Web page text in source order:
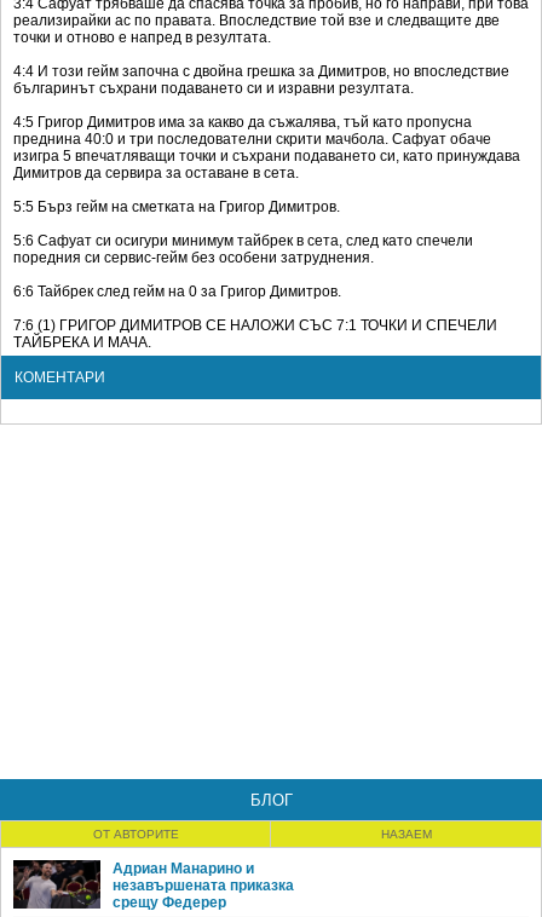
3:4 Сафуат трябваше да спасява точка за пробив, но го направи, при това
реализирайки ас по правата. Впоследствие той взе и следващите две
точки и отново е напред в резултата.
4:4 И този гейм започна с двойна грешка за Димитров, но впоследствие
българинът съхрани подаването си и изравни резултата.
4:5 Григор Димитров има за какво да съжалява, тъй като пропусна
преднина 40:0 и три последователни скрити мачбола. Сафуат обаче
изигра 5 впечатляващи точки и съхрани подаването си, като принуждава
Димитров да сервира за оставане в сета.
5:5 Бърз гейм на сметката на Григор Димитров.
5:6 Сафуат си осигури минимум тайбрек в сета, след като спечели
поредния си сервис-гейм без особени затруднения.
6:6 Тайбрек след гейм на 0 за Григор Димитров.
7:6 (1) ГРИГОР ДИМИТРОВ СЕ НАЛОЖИ СЪС 7:1 ТОЧКИ И СПЕЧЕЛИ
ТАЙБРЕКА И МАЧА.
КОМЕНТАРИ
БЛОГ
ОТ АВТОРИТЕ НАЗАЕМ
Адриан Манарино и
незавършената приказка
срещу Федерер